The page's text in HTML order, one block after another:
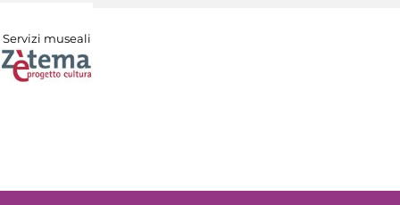
Servizi museali